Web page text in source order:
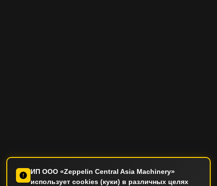
ИП ООО «Zeppelin Central Asia Machinery»
использует cookies (куки) в различных целях